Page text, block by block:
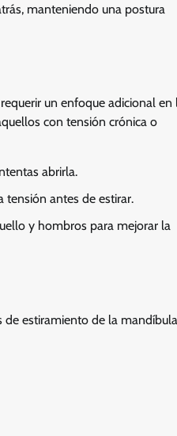
manteniendo una postura
un enfoque adicional en
con tensión crónica o
abrirla.
tensión antes de estirar.
y hombros para mejorar la
de estiramiento de la